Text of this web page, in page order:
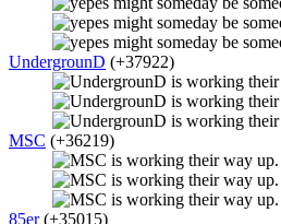
UndergrounD (+37922)
MSC (+36219)
85er(+35015)